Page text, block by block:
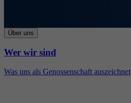
Über uns
Wer wir sind
Was uns als Genossenschaft auszeichnet